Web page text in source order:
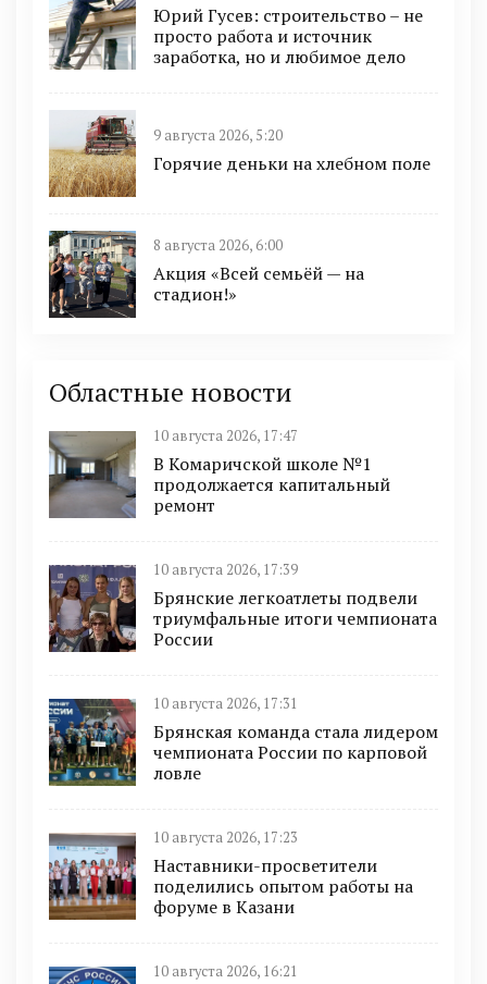
Юрий Гусев: строительство – не
просто работа и источник
заработка, но и любимое дело
9 августа 2026, 5:20
Горячие деньки на хлебном поле
8 августа 2026, 6:00
Акция «Всей семьёй — на
стадион!»
Областные новости
10 августа 2026, 17:47
В Комаричской школе №1
продолжается капитальный
ремонт
10 августа 2026, 17:39
Брянские легкоатлеты подвели
триумфальные итоги чемпионата
России
10 августа 2026, 17:31
Брянская команда стала лидером
чемпионата России по карповой
ловле
10 августа 2026, 17:23
Наставники-просветители
поделились опытом работы на
форуме в Казани
10 августа 2026, 16:21